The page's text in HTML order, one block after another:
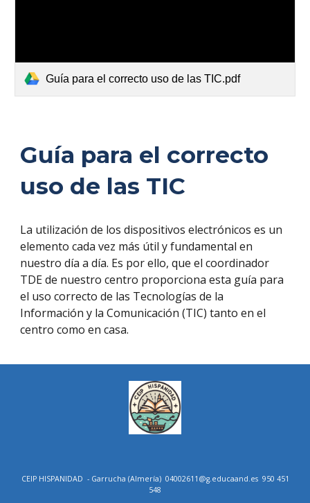
Guía para el correcto uso de las TIC.pdf
Guía para el correcto
uso de las TIC
La utilización de los dispositivos electrónicos es un
elemento cada vez más útil y fundamental en
nuestro día a día. Es por ello, que el coordinador
TDE de nuestro centro proporciona esta guía para
el uso correcto de las Tecnologías de la
Información y la Comunicación (TIC) tanto en el
centro como en casa.
CEIP HISPANIDAD - Garrucha (Almería) 04002611@g.educaand.es 950 451
548